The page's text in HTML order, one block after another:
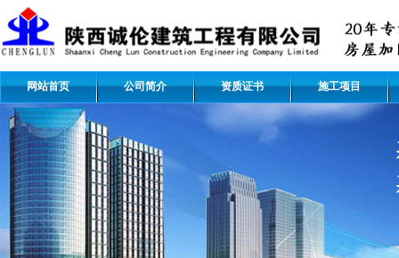
网站首页 公司简介 资质证书 施工项目